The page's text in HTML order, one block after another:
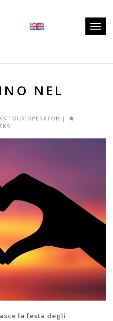
NEL
TOUR OPERATOR |
la festa degli